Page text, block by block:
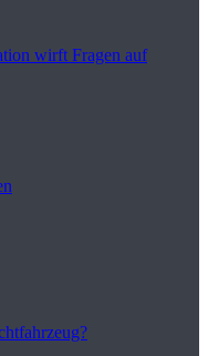
wirft Fragen auf